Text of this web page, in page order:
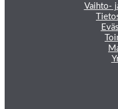
Vaihto-